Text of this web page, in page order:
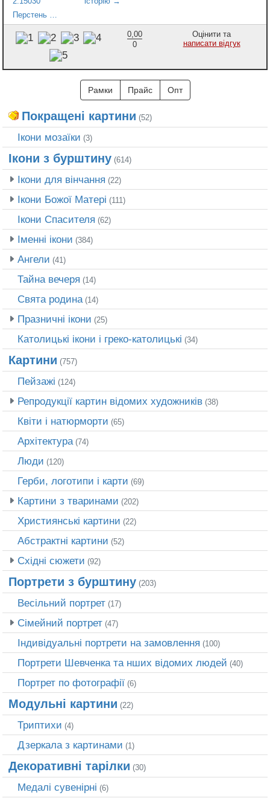
0,00
0
Оцінити та
написати відгук
Рамки Прайс Опт
Покращені картини (52)
Ікони мозаїки (3)
Ікони з бурштину (614)
Ікони для вінчання (22)
Ікони Божої Матері (111)
Ікони Спасителя (62)
Іменні ікони (384)
Ангели (41)
Тайна вечеря (14)
Свята родина(14)
Празничні ікони (25)
Католицькі ікони і греко-католицькі (34)
Картини (757)
Пейзажі (124)
Репродукції картин відомих художників (38)
Квіти і натюрморти (65)
Архітектура(74)
Люди (120)
Герби, логотипи і карти (69)
Картини з тваринами (202)
Християнські картини (22)
Абстрактні картини (52)
Східні сюжети (92)
Портрети з бурштину (203)
Весільний портрет (17)
Сімейний портрет (47)
Індивідуальні портрети на замовлення (100)
Портрети Шевченка та нших відомих людей (40)
Портрет по фотографії (6)
Модульні картини (22)
Триптихи (4)
Дзеркала з картинами (1)
Декоративні тарілки (30)
Медалі сувенірні (6)